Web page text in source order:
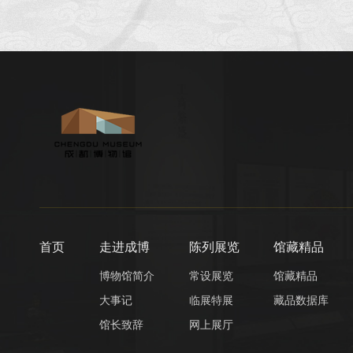
首页 走进成博
博物馆简介
大事记
馆长致辞
陈列展览
常设展览
临展特展
网上展厅
馆藏精品
馆藏精品
藏品数据库